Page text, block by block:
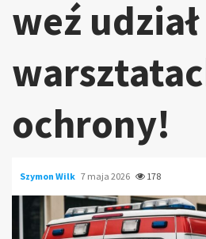
weź
ochrony!
Szymon Wilk 7 maja 2026 178